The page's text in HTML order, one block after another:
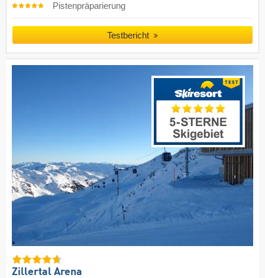
Pistenpräparierung
Testbericht
Zillertal Arena